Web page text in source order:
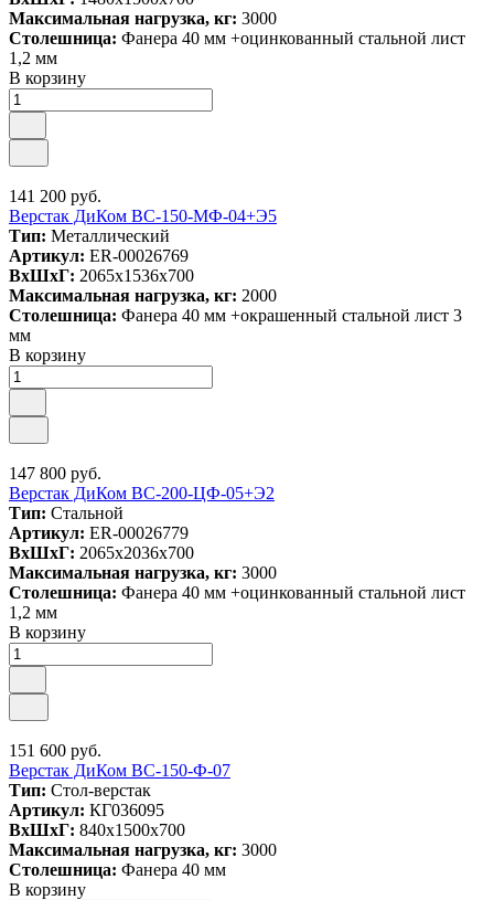
Максимальная нагрузка, кг: 3000
Столешница: Фанера 40 мм +оцинкованный стальной лист
1,2 мм
В корзину
141 200 руб.
Верстак ДиКом ВС-150-МФ-04+Э5
Тип: Металлический
Артикул: ER-00026769
ВxШxГ: 2065x1536x700
Максимальная нагрузка, кг: 2000
Столешница: Фанера 40 мм +окрашенный стальной лист 3
мм
В корзину
147 800 руб.
Верстак ДиКом ВС-200-ЦФ-05+Э2
Тип: Стальной
Артикул: ER-00026779
ВxШxГ: 2065x2036x700
Максимальная нагрузка, кг: 3000
Столешница: Фанера 40 мм +оцинкованный стальной лист
1,2 мм
В корзину
151 600 руб.
Верстак ДиКом ВС-150-Ф-07
Тип: Стол-верстак
Артикул: КГ036095
ВxШxГ: 840x1500x700
Максимальная нагрузка, кг: 3000
Столешница: Фанера 40 мм
В корзину